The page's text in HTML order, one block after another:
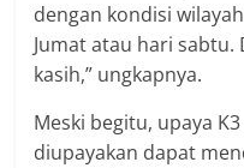
dengan kondisi
Jumat atau hari
kasih,” ungkapnya.
Meski begitu, upaya
diupayakan dapat